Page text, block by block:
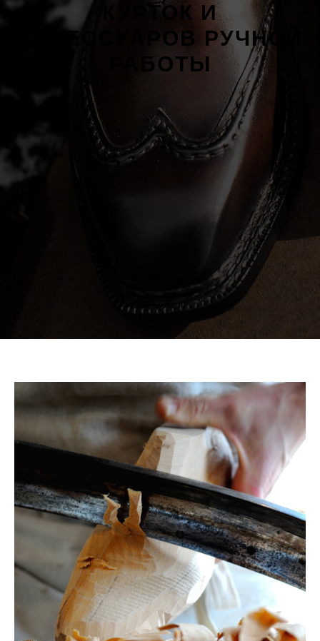
КУРТОК И
АКСЕССУАРОВ РУЧНОЙ
РАБОТЫ
inbespoke.ru